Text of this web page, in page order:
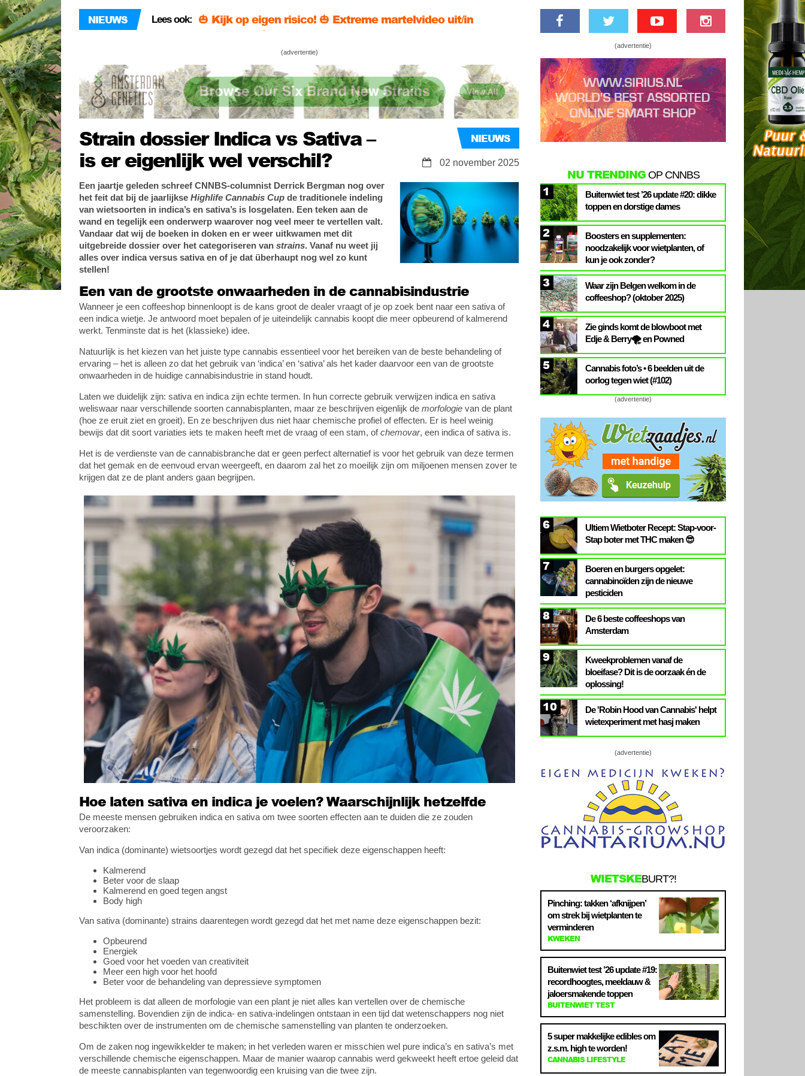
NIEUWS Lees ook:
Maastricht 🎃
Zes toffe planten/bloemen – naast wiet – met cannabinoïden
(advertentie)
Strain dossier Indica vs Sativa –
is er eigenlijk wel verschil?
NIEUWS
02 november 2025
Een jaartje geleden schreef CNNBS-columnist Derrick Bergman nog over
het feit dat bij de jaarlijkse Highlife Cannabis Cup de traditionele indeling
van wietsoorten in indica’s en sativa’s is losgelaten. Een teken aan de
wand en tegelijk een onderwerp waarover nog veel meer te vertellen valt.
Vandaar dat wij de boeken in doken en er weer uitkwamen met dit
uitgebreide dossier over het categoriseren van strains. Vanaf nu weet jij
alles over indica versus sativa en of je dat überhaupt nog wel zo kunt
stellen!
Een van de grootste onwaarheden in de cannabisindustrie
Wanneer je een coffeeshop binnenloopt is de kans groot de dealer vraagt of je op zoek bent naar een sativa of
een indica wietje. Je antwoord moet bepalen of je uiteindelijk cannabis koopt die meer opbeurend of kalmerend
werkt. Tenminste dat is het (klassieke) idee.
Natuurlijk is het kiezen van het juiste type cannabis essentieel voor het bereiken van de beste behandeling of
ervaring – het is alleen zo dat het gebruik van ‘indica’ en ‘sativa’ als het kader daarvoor een van de grootste
onwaarheden in de huidige cannabisindustrie in stand houdt.
Laten we duidelijk zijn: sativa en indica zijn echte termen. In hun correcte gebruik verwijzen indica en sativa
weliswaar naar verschillende soorten cannabisplanten, maar ze beschrijven eigenlijk de morfologie van de plant
(hoe ze eruit ziet en groeit). En ze beschrijven dus niet haar chemische profiel of effecten. Er is heel weinig
bewijs dat dit soort variaties iets te maken heeft met de vraag of een stam, ofchemovar, een indica of sativa is.
Het is de verdienste van de cannabisbranche dat er geen perfect alternatief is voor het gebruik van deze termen
dat het gemak en de eenvoud ervan weergeeft, en daarom zal het zo moeilijk zijn om miljoenen mensen zover te
krijgen dat ze de plant anders gaan begrijpen.
Hoe laten sativa en indica je voelen? Waarschijnlijk hetzelfde
De meeste mensen gebruiken indica en sativa om twee soorten effecten aan te duiden die ze zouden
veroorzaken:
Van indica (dominante) wietsoortjes wordt gezegd dat het specifiek deze eigenschappen heeft:
Kalmerend
Beter voor de slaap
Kalmerend en goed tegen angst
Body high
Van sativa (dominante) strains daarentegen wordt gezegd dat het met name deze eigenschappen bezit:
Opbeurend
Energiek
Goed voor het voeden van creativiteit
Meer een high voor het hoofd
Beter voor de behandeling van depressieve symptomen
Het probleem is dat alleen de morfologie van een plant je niet alles kan vertellen over de chemische
samenstelling. Bovendien zijn de indica- en sativa-indelingen ontstaan in een tijd dat wetenschappers nog niet
beschikten over de instrumenten om de chemische samenstelling van planten te onderzoeken.
Om de zaken nog ingewikkelder te maken; in het verleden waren er misschien wel pure indica’s en sativa’s met
verschillende chemische eigenschappen. Maar de manier waarop cannabis werd gekweekt heeft ertoe geleid dat
de meeste cannabisplanten van tegenwoordig een kruising van die twee zijn.
(advertentie)
NU TRENDINGOP CNNBS
1
Buitenwiet test ’26 update #20: dikke
toppen en dorstige dames
2
Boosters en supplementen:
noodzakelijk voor wietplanten, of
kun je ook zonder?
3
Waar zijn Belgen welkom in de
coffeeshop? (oktober 2025)
4
Zie ginds komt de blowboot met
Edje & Berry🌪️ en Powned
5
Cannabis foto’s • 6 beelden uit de
oorlog tegen wiet (#102)
(advertentie)
6
Ultiem Wietboter Recept: Stap-voor-
Stap boter met THC maken 😎
7
Boeren en burgers opgelet:
cannabinoïden zijn de nieuwe
pesticiden
8
De 6 beste coffeeshops van
Amsterdam
9
Kweekproblemen vanaf de
bloeifase? Dit is de oorzaak én de
oplossing!
10
De 'Robin Hood van Cannabis' helpt
wietexperiment met hasj maken
(advertentie)
WIETSKEBURT?!
Pinching: takken ‘afknijpen’
om strek bij wietplanten te
verminderen
KWEKEN
Buitenwiet test ’26 update #19:
recordhoogtes, meeldauw &
jaloersmakende toppen
BUITENWIET TEST
5 super makkelijke edibles om
z.s.m. high te worden!
CANNABIS LIFESTYLE